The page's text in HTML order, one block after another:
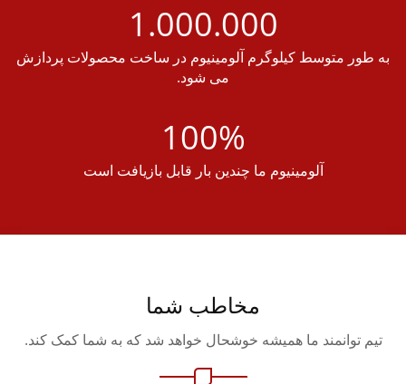
1.000.000
طور متوسط کیلوگرم آلومینیوم در ساخت محصولات پردازش
می شود.
100%
آلومینیوم ما چندین بار قابل بازیافت است
مخاطب شما
توانمند ما همیشه خوشحال خواهد شد که به شما کمک کند.